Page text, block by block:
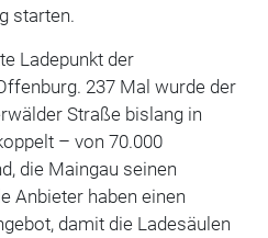
starten.
Ladepunkt der
237 Mal wurde der
Straße bislang in
– von 70.000
die Maingau seinen
Anbieter haben einen
damit die Ladesäulen